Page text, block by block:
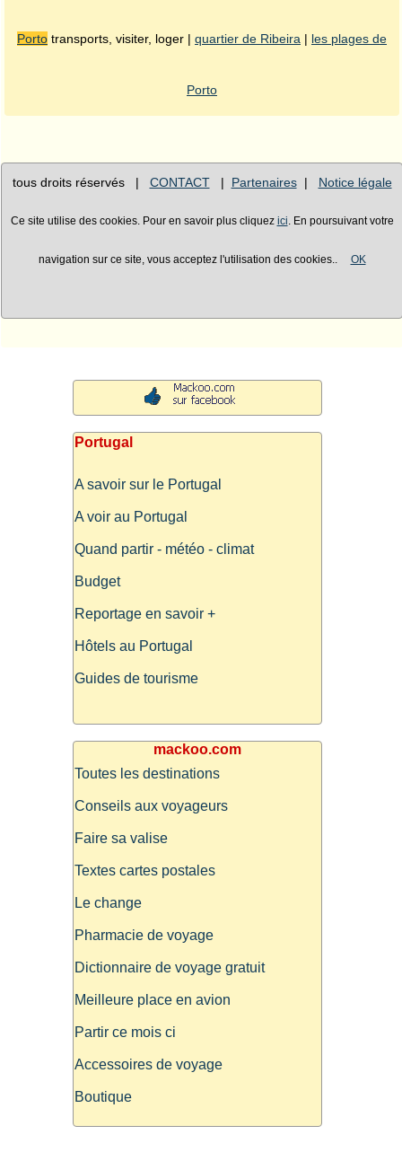
Porto transports, visiter, loger | quartier de Ribeira | les plages de
Porto
tous droits réservés | CONTACT| Partenaires| Notice légale
Ce site utilise des cookies. Pour en savoir plus cliquez ici. En poursuivant votre
navigation sur ce site, vous acceptez l'utilisation des cookies.. OK
Portugal
A savoir sur le Portugal
A voir au Portugal
Quand partir - météo - climat
Budget
Reportage en savoir +
Hôtels au Portugal
Guides de tourisme
mackoo.com
Toutes les destinations
Conseils aux voyageurs
Faire sa valise
Textes cartes postales
Le change
Pharmacie de voyage
Dictionnaire de voyage gratuit
Meilleure place en avion
Partir ce mois ci
Accessoires de voyage
Boutique